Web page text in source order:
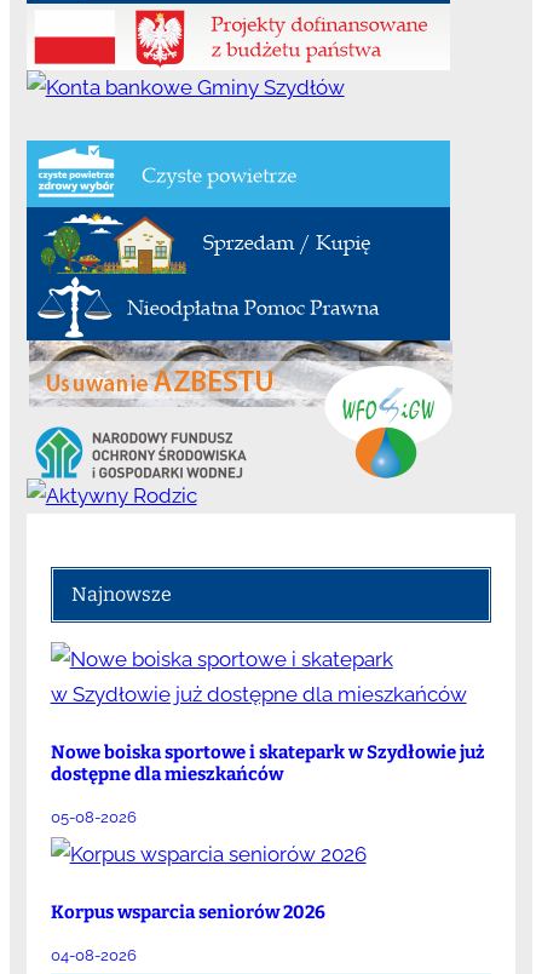
Najnowsze
Nowe boiska sportowe i skatepark w Szydłowie już
dostępne dla mieszkańców
05-08-2026
Korpus wsparcia seniorów 2026
04-08-2026